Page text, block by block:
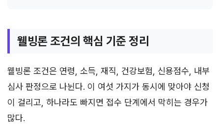
웰빙론 조건의 핵심 기준 정리
웰빙론 조건은 연령, 소득, 재직, 건강보험, 신용점수, 내부
심사 판정으로 나뉜다. 이 여섯 가지가 동시에 맞아야 신청
이 걸리고, 하나라도 빠지면 접수 단계에서 막히는 경우가
많다.